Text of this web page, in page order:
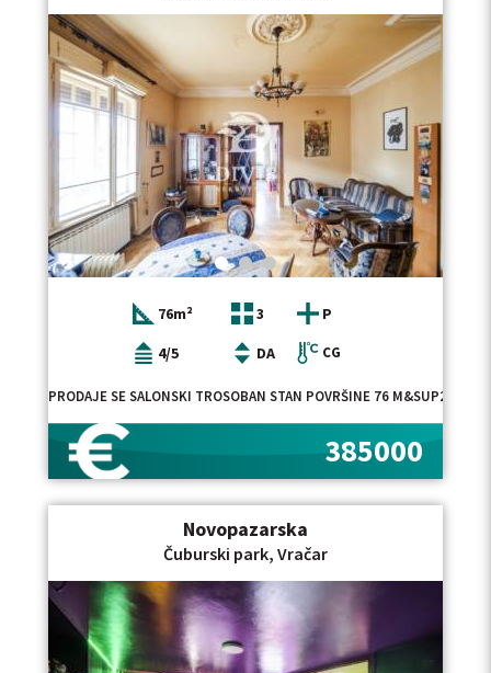
76m² 3
P
4/5
DA CG
PRODAJE SE SALONSKI TROSOBAN STAN POVRŠINE 76 M&SUP2; U
385000
Novopazarska
Čuburski park, Vračar